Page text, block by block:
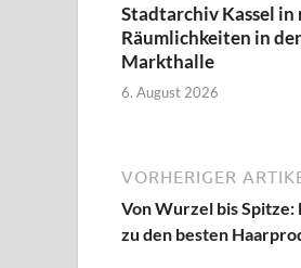
Stadtarchiv Kassel in
Räumlichkeiten in der
Markthalle
6. August 2026
VORHERIGER
Von Wurzel bis
zu den besten